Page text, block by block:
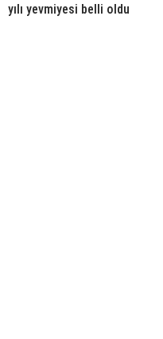
yılı yevmiyesi belli oldu